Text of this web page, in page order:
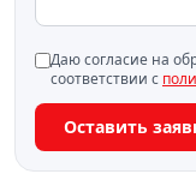
Даю согласие на
соответствии с
Оставить